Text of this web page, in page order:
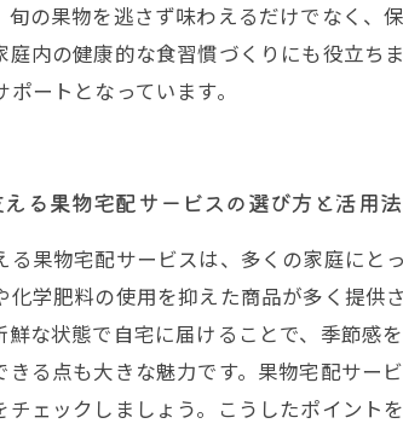
の果物を逃さず味わえるだけでなく
内の健康的な食習慣づくりにも役立ち
ートとなっています。
る果物宅配サービスの選び方と活用法
る果物宅配サービスは、多くの家庭に
学肥料の使用を抑えた商品が多く提
鮮な状態で自宅に届けることで、季節
きる点も大きな魅力です。果物宅配サ
ェックしましょう。こうしたポイント